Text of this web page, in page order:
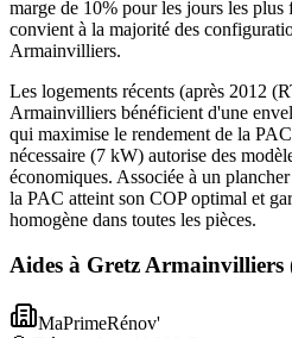
marge de 10% pour les jours les
convient à la majorité des
Armainvilliers.
Les logements récents (après 2012
Armainvilliers bénéficient d'une
qui maximise le rendement de la
nécessaire (7 kW) autorise des
économiques. Associée à un
la PAC atteint son COP optimal et
homogène dans toutes les pièces.
Aides à Gretz Armainvilliers
MaPrimeRénov'